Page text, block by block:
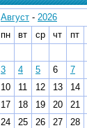
Август - 2026
пн
вт ср чт пт
3
4 5 6 7
10
11 12 13 14
17
18 19 20 21
24
25 26 27 28